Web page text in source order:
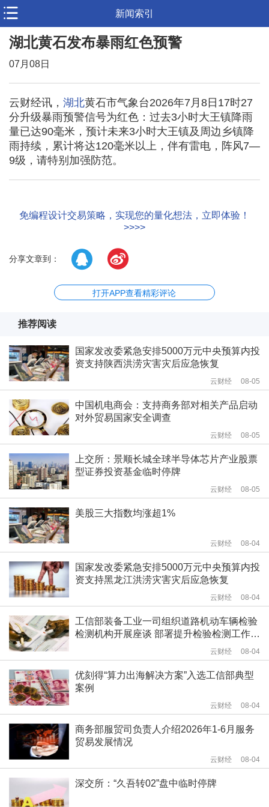
新闻索引
湖北黄石发布暴雨红色预警
07月08日
云财经讯， 湖北黄石市气象台2026年7月8日17时27
分升级暴雨预警信号为红色：过去3小时大王镇降雨
量已达90毫米，预计未来3小时大王镇及周边乡镇降
雨持续，累计将达120毫米以上，伴有雷电，阵风7—
9级，请特别加强防范。
免编程设计交易策略，实现您的量化想法，立即体验！
>>>>
分享文章到：
打开APP查看精彩评论
推荐阅读
国家发改委紧急安排5000万元中央预算内投
资支持陕西洪涝灾害灾后应急恢复
云财经 08-05
中国机电商会：支持商务部对相关产品启动
对外贸易国家安全调查
云财经 08-05
上交所：景顺长城全球半导体芯片产业股票
型证券投资基金临时停牌
云财经 08-05
美股三大指数均涨超1%
云财经 08-04
国家发改委紧急安排5000万元中央预算内投
资支持黑龙江洪涝灾害灾后应急恢复
云财经 08-04
工信部装备工业一司组织道路机动车辆检验
检测机构开展座谈 部署提升检验检测工作质
云财经 08-04
优刻得“算力出海解决方案”入选工信部典型
案例
云财经 08-04
商务部服贸司负责人介绍2026年1-6月服务
贸易发展情况
云财经 08-04
深交所：“久吾转02”盘中临时停牌